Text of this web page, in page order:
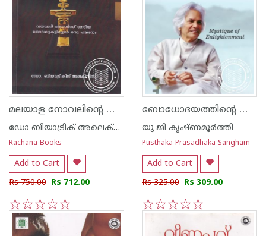
മലയാള നോവലിന്റെ അരനൂറ്റാണ്ട്
ഡോ ബിയാട്രിക് അലെക്സിസ്
Rachana Books
Add to Cart
Rs 750.00 Rs 712.00
3
2
1
ബോധോദയത്തിന്റെ നിഗൂഢശക്തി
യു ജി കൃഷ്ണമൂര്‍ത്തി
Pusthaka Prasadhaka Sangham
Add to Cart
Rs 325.00 Rs 309.00
1